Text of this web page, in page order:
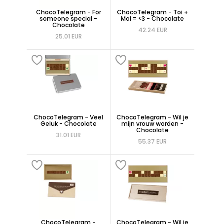
ChocoTelegram - For
someone special -
Chocolate
25.01 EUR
ChocoTelegram - Toi +
Moi = <3 - Chocolate
42.24 EUR
ChocoTelegram - Veel
Geluk - Chocolate
31.01 EUR
ChocoTelegram - Wil je
mijn vrouw worden -
Chocolate
55.37 EUR
ChocoTelegram - ChocoTelegram - Wil je